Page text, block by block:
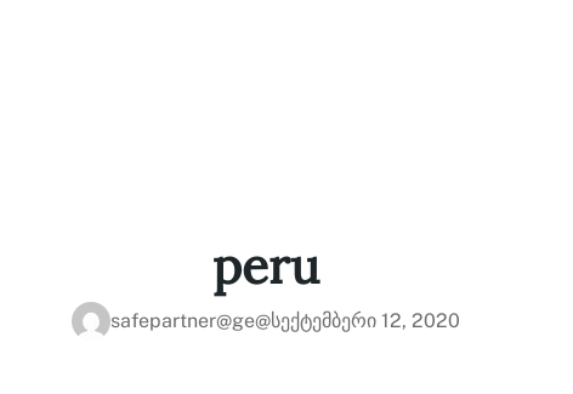
peru
safepartner@ge@სექტემბერი 12, 2020